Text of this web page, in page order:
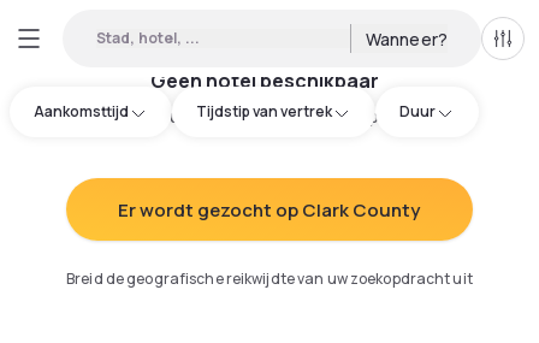
Stad, hotel, ... Wanneer?
Aankomsttijd Tijdstip van vertrek Duur
Geen hotel beschikbaar
Probeer uw zoekopdracht aan te passen:
Er wordt gezocht op Clark County
Breid de geografische reikwijdte van uw zoekopdracht uit